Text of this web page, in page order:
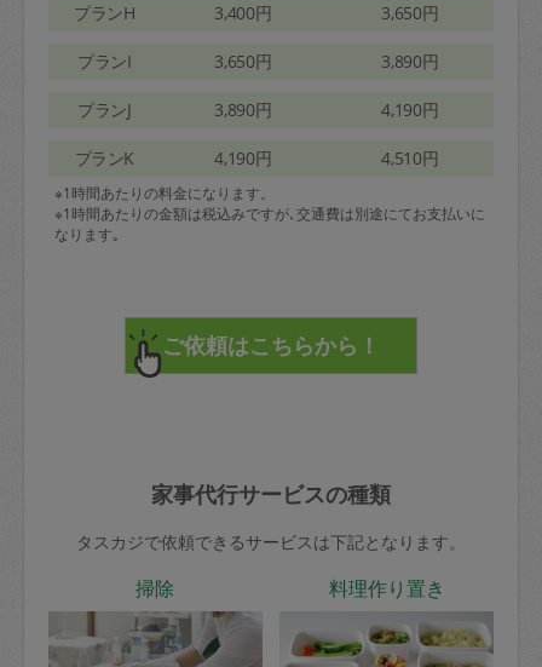
プランH 3,400円 3,650円
プランI 3,650円 3,890円
プランJ 3,890円 4,190円
プランK 4,190円 4,510円
※1時間あたりの料金になります。
※1時間あたりの金額は税込みですが､交通費は別途にてお支払いに
なります｡
家事代行サービスの種類
タスカジで依頼できるサービスは下記となります。
掃除 料理作り置き